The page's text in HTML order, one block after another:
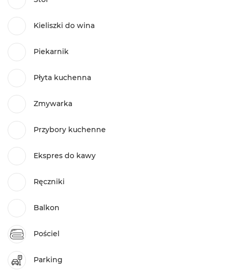
Kieliszki do wina
Piekarnik
Płyta kuchenna
Zmywarka
Przybory kuchenne
Ekspres do kawy
Ręczniki
Balkon
Pościel
Parking